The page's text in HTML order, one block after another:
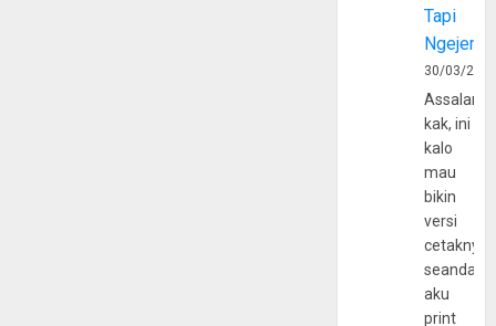
Tapi
30/03/
kak, ini
kalo
mau
bikin
versi
cetaknya
aku
print